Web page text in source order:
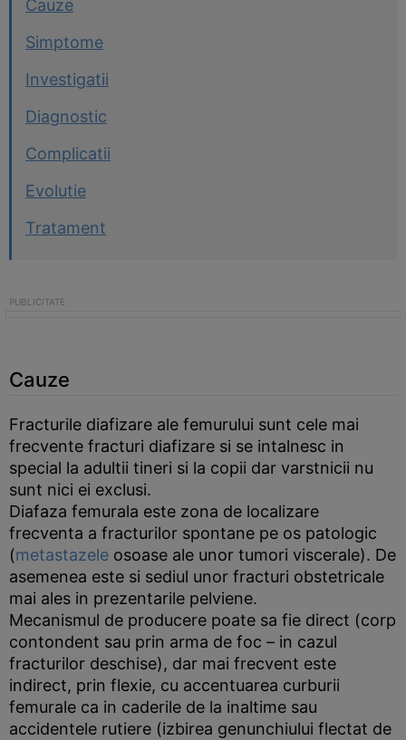
Cauze
Simptome
Investigatii
Diagnostic
Complicatii
Evolutie
Tratament
Cauze
Fracturile diafizare ale femurului sunt cele mai
frecvente fracturi diafizare si se intalnesc in
special la adultii tineri si la copii dar varstnicii nu
sunt nici ei exclusi.
Diafaza femurala este zona de localizare
frecventa a fracturilor spontane pe os patologic
(metastazele osoase ale unor tumori viscerale). De
asemenea este si sediul unor fracturi obstetricale
mai ales in prezentarile pelviene.
Mecanismul de producere poate sa fie direct (corp
contondent sau prin arma de foc – in cazul
fracturilor deschise), dar mai frecvent este
indirect, prin flexie, cu accentuarea curburii
femurale ca in caderile de la inaltime sau
accidentele rutiere (izbirea genunchiului flectat de